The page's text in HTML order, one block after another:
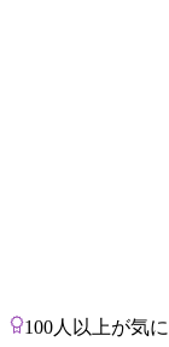
100人以上が気